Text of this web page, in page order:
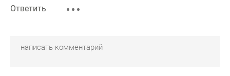
Ответить